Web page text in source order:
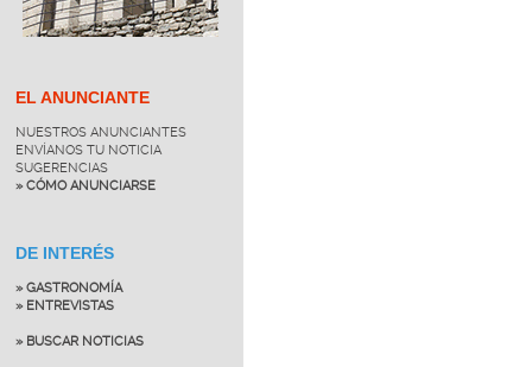
EL ANUNCIANTE
NUESTROS ANUNCIANTES
ENVÍANOS TU NOTICIA
SUGERENCIAS
» CÓMO ANUNCIARSE
DE INTERÉS
» GASTRONOMÍA
» ENTREVISTAS
» BUSCAR NOTICIAS